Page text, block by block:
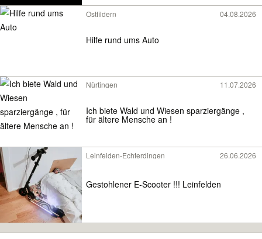
Ostfildern 04.08.2026
Hilfe rund ums Auto
Nürtingen 11.07.2026
Ich biete Wald und Wiesen sparziergänge ,
für ältere Mensche an !
Leinfelden-Echterdingen 26.06.2026
Gestohlener E-Scooter !!! Leinfelden